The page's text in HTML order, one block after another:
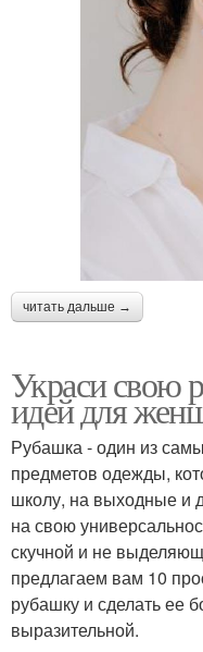
читать дальше →
Украси свою
идей для
Рубашка - один из
предметов одежды,
школу, на выходные и
на свою
скучной и не
предлагаем вам 10
рубашку и сделать ее
выразительной.